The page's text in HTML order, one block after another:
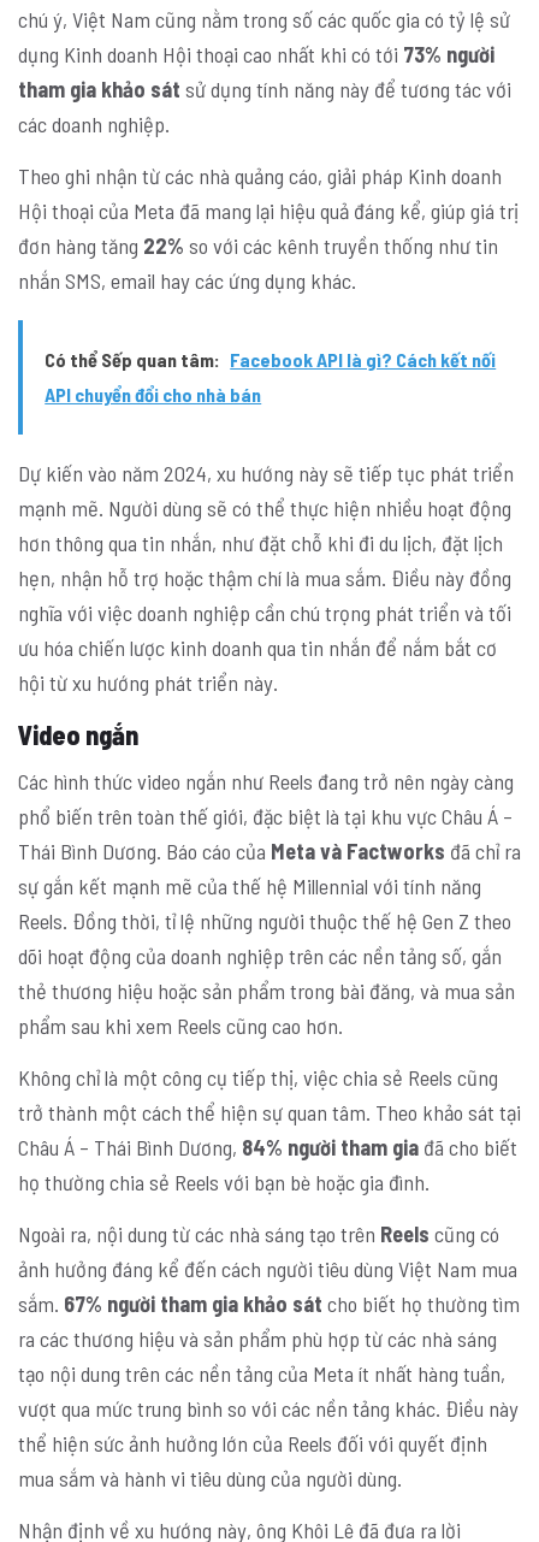
chú ý, Việt Nam cũng nằm trong số các quốc gia có tỷ lệ sử
dụng Kinh doanh Hội thoại cao nhất khi có tới 73% người
tham gia khảo sát sử dụng tính năng này để tương tác với
các doanh nghiệp.
Theo ghi nhận từ các nhà quảng cáo, giải pháp Kinh doanh
Hội thoại của Meta đã mang lại hiệu quả đáng kể, giúp giá trị
đơn hàng tăng 22% so với các kênh truyền thống như tin
nhắn SMS, email hay các ứng dụng khác.
Có thể Sếp quan tâm: Facebook API là gì? Cách kết nối
API chuyển đổi cho nhà bán
Dự kiến vào năm 2024, xu hướng này sẽ tiếp tục phát triển
mạnh mẽ. Người dùng sẽ có thể thực hiện nhiều hoạt động
hơn thông qua tin nhắn, như đặt chỗ khi đi du lịch, đặt lịch
hẹn, nhận hỗ trợ hoặc thậm chí là mua sắm. Điều này đồng
nghĩa với việc doanh nghiệp cần chú trọng phát triển và tối
ưu hóa chiến lược kinh doanh qua tin nhắn để nắm bắt cơ
hội từ xu hướng phát triển này.
Video ngắn
Các hình thức video ngắn như Reels đang trở nên ngày càng
phổ biến trên toàn thế giới, đặc biệt là tại khu vực Châu Á –
Thái Bình Dương. Báo cáo của Meta và Factworks đã chỉ ra
sự gắn kết mạnh mẽ của thế hệ Millennial với tính năng
Reels. Đồng thời, tỉ lệ những người thuộc thế hệ Gen Z theo
dõi hoạt động của doanh nghiệp trên các nền tảng số, gắn
thẻ thương hiệu hoặc sản phẩm trong bài đăng, và mua sản
phẩm sau khi xem Reels cũng cao hơn.
Không chỉ là một công cụ tiếp thị, việc chia sẻ Reels cũng
trở thành một cách thể hiện sự quan tâm. Theo khảo sát tại
Châu Á – Thái Bình Dương, 84% người tham gia đã cho biết
họ thường chia sẻ Reels với bạn bè hoặc gia đình.
Ngoài ra, nội dung từ các nhà sáng tạo trên Reels cũng có
ảnh hưởng đáng kể đến cách người tiêu dùng Việt Nam mua
sắm. 67% người tham gia khảo sát cho biết họ thường tìm
ra các thương hiệu và sản phẩm phù hợp từ các nhà sáng
tạo nội dung trên các nền tảng của Meta ít nhất hàng tuần,
vượt qua mức trung bình so với các nền tảng khác. Điều này
thể hiện sức ảnh hưởng lớn của Reels đối với quyết định
mua sắm và hành vi tiêu dùng của người dùng.
Nhận định về xu hướng này, ông Khôi Lê đã đưa ra lời